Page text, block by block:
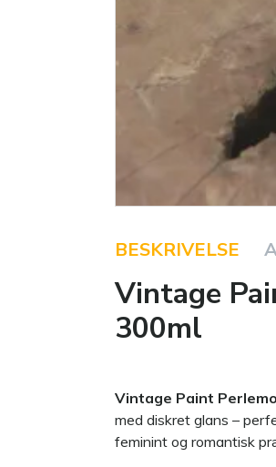
BESKRIVELSE
Vintage
300ml
Vintage Paint
med diskret glans –
feminint og romantisk